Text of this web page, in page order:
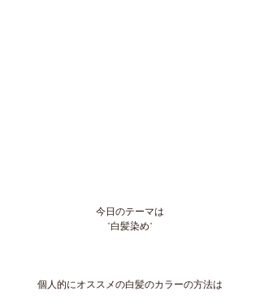
今日のテーマは
"白髪染め"
個人的にオススメの白髪のカラーの方法は